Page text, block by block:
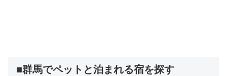
■群馬でペットと泊まれる宿を探す